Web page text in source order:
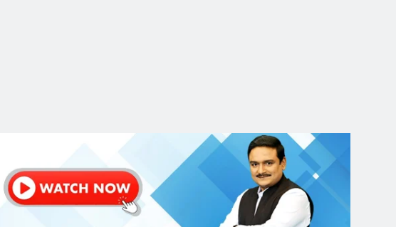
सुप्रीम कोर्ट ने राहुल गांधी के ‘वोट
चोरी’ के आरोप खारिज किए,
शेखपुरा में पीएम की मां को गाली पर
कोर्ट का समन जारी
1
अमर शहीद ठाकुर रोशन सिंह के